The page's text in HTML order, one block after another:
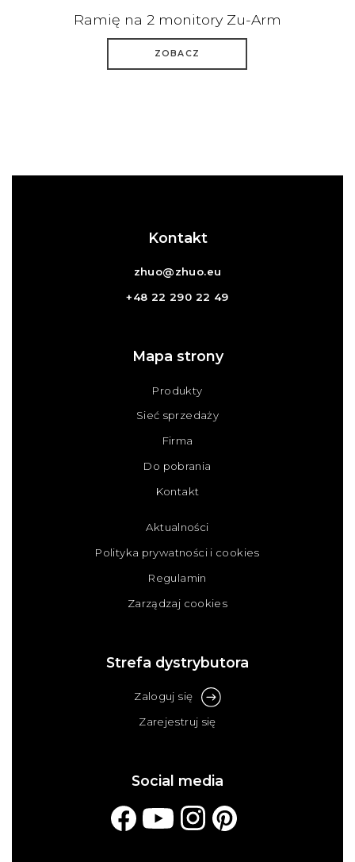
Ramię na 2 monitory Zu-Arm
ZOBACZ
Kontakt
zhuo@zhuo.eu
+48 22 290 22 49
Mapa strony
Produkty
Sieć sprzedaży
Firma
Do pobrania
Kontakt
Aktualności
Polityka prywatności i cookies
Regulamin
Zarządzaj cookies
Strefa dystrybutora
Zaloguj się
Zarejestruj się
Social media